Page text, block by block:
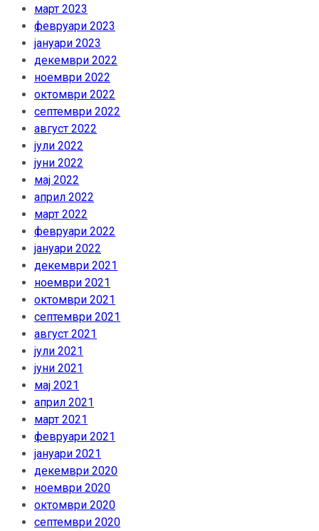
март 2023
февруари 2023
јануари 2023
декември 2022
ноември 2022
октомври 2022
септември 2022
август 2022
јули 2022
јуни 2022
мај 2022
април 2022
март 2022
февруари 2022
јануари 2022
декември 2021
ноември 2021
октомври 2021
септември 2021
август 2021
јули 2021
јуни 2021
мај 2021
април 2021
март 2021
февруари 2021
јануари 2021
декември 2020
ноември 2020
октомври 2020
септември 2020